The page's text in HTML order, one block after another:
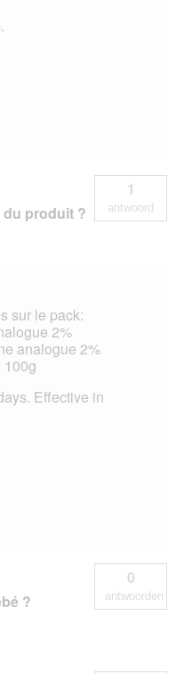
produit ?
1
antwoord
sur le pack:
2%
analogue 2%
100g
Effective in
?
0
antwoorden